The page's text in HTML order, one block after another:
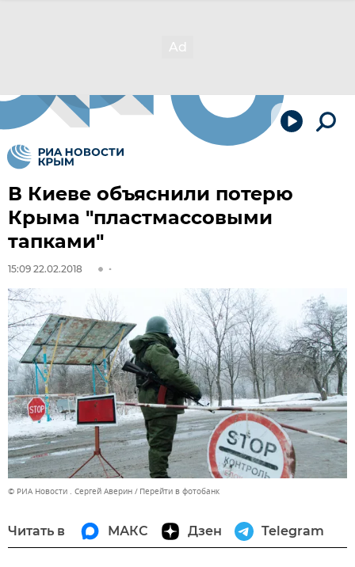
В Киеве объяснили потерю
Крыма "пластмассовыми
тапками"
15:09 22.02.2018
© РИА Новости . Сергей Аверин Перейти в фотобанк
Читать в МАКС Дзен Telegram